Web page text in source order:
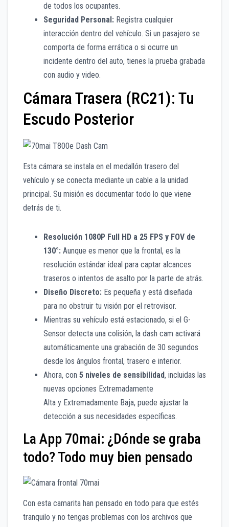
de todos los ocupantes.
Seguridad Personal: Registra cualquier
interacción dentro del vehículo. Si un pasajero se
comporta de forma errática o si ocurre un
incidente dentro del auto, tienes la prueba grabada
con audio y video.
Cámara Trasera (RC21): Tu
Escudo Posterior
Esta cámara se instala en el medallón trasero del
vehículo y se conecta mediante un cable a la unidad
principal. Su misión es documentar todo lo que viene
detrás de ti.
Resolución 1080P Full HD a 25 FPS y FOV de
130°: Aunque es menor que la frontal, es la
resolución estándar ideal para captar alcances
traseros o intentos de asalto por la parte de atrás.
Diseño Discreto: Es pequeña y está diseñada
para no obstruir tu visión por el retrovisor.
Mientras su vehículo está estacionado, si el G-
Sensor detecta una colisión, la dash cam activará
automáticamente una grabación de 30 segundos
desde los ángulos frontal, trasero e interior.
Ahora, con 5 niveles de sensibilidad, incluidas las
nuevas opciones Extremadamente
Alta y Extremadamente Baja, puede ajustar la
detección a sus necesidades específicas.
La App 70mai: ¿Dónde se graba
todo? Todo muy bien pensado
Con esta camarita han pensado en todo para que estés
tranquilo y no tengas problemas con los archivos que